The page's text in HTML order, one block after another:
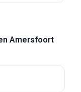
Amersfoort